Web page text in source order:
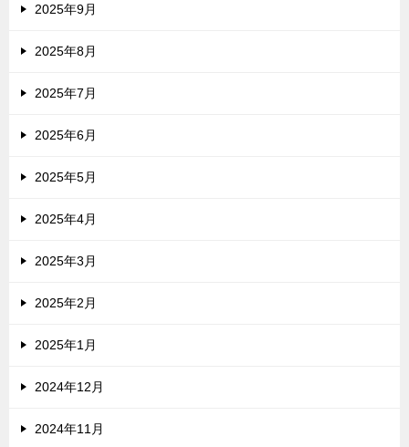
2025年9月
2025年8月
2025年7月
2025年6月
2025年5月
2025年4月
2025年3月
2025年2月
2025年1月
2024年12月
2024年11月